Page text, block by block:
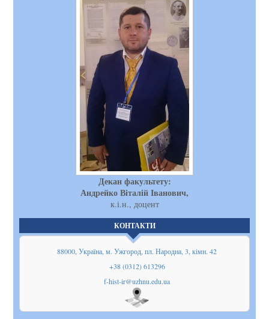
Декан факультету:
Андрейко Віталій Іванович,
к.і.н., доцент
КОНТАКТИ
88000, Україна, м. Ужгород, пл. Народна, 3, кімн. 42
+38 (0312) 613296
f-hist-ir@uzhnu.edu.ua
Показати